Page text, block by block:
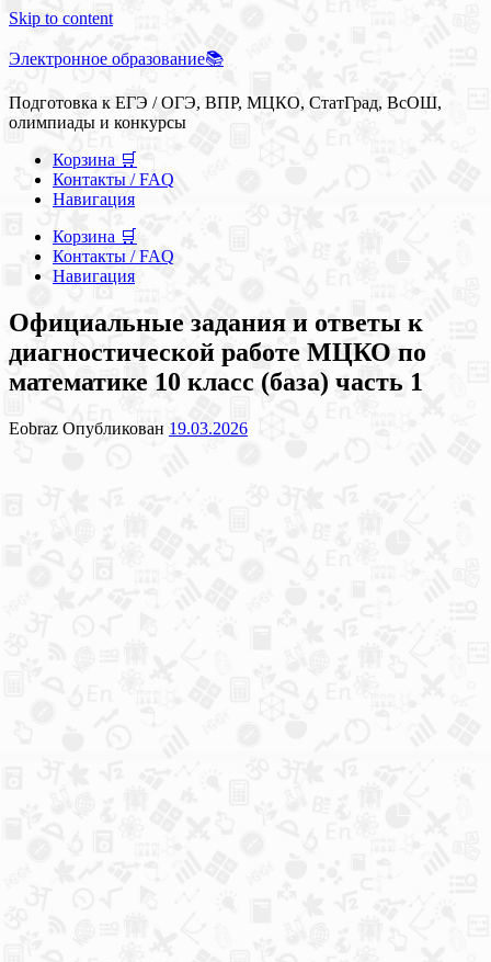
Skip to content
Электронное образование📚
Подготовка к ЕГЭ / ОГЭ, ВПР, МЦКО, СтатГрад, ВсОШ,
олимпиады и конкурсы
Корзина 🛒
Контакты / FAQ
Навигация
Корзина 🛒
Контакты / FAQ
Навигация
Официальные задания и ответы к
диагностической работе МЦКО по
математике 10 класс (база) часть 1
Eobraz Опубликован 19.03.2026